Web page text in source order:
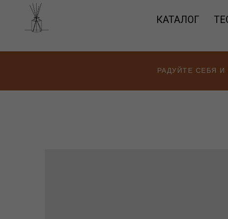
КАТАЛОГ
РАДУЙТЕ СЕБЯ